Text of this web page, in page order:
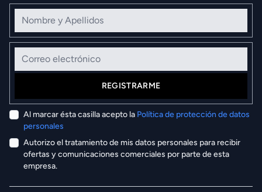
Nombre y Apellidos
Correo electrónico
REGISTRARME
Al marcar ésta casilla acepto la Política de protección de datos
personales
Autorizo el tratamiento de mis datos personales para recibir
ofertas y comunicaciones comerciales por parte de esta
empresa.